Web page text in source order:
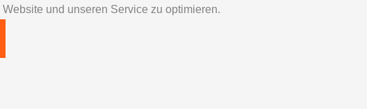
und unseren Service zu optimieren.